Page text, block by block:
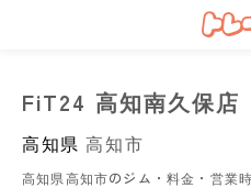
FiT24 高知南久保店
高知県 高知市
高知県高知市のジム・料金・営業